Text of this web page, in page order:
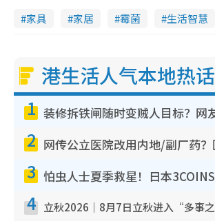
家具 家居 霉菌 生活智慧
港生活人气本地热话
1
2
3
4